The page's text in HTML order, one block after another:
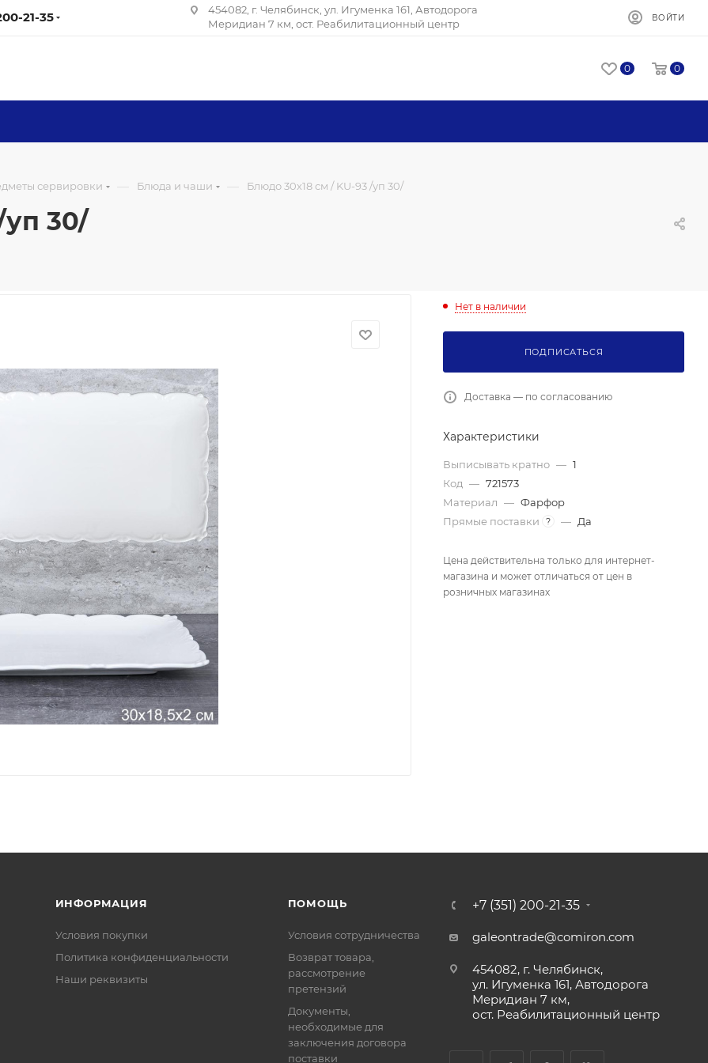
21-35
454082, г. Челябинск, ул. Игуменка 161, Автодорога
Меридиан 7 км, ост. Реабилитационный центр
ВОЙТИ
0 0
сервировки — Блюда и чаши — Блюдо 30х18 см / KU-93 /уп 30/
30/
Нет в наличии
ПОДПИСАТЬСЯ
Доставка — по согласованию
Характеристики
Выписывать кратно — 1
Код — 721573
Материал — Фарфор
Прямые поставки
? — Да
Цена действительна только для интернет-
магазина и может отличаться от цен в
розничных магазинах
ИНФОРМАЦИЯ
Условия покупки
Политика конфиденциальности
Наши реквизиты
ПОМОЩЬ
Условия сотрудничества
Возврат товара,
рассмотрение
претензий
Документы,
необходимые для
заключения договора
поставки
+7 (351) 200-21-35
galeontrade@comiron.com
454082, г. Челябинск,
ул. Игуменка 161, Автодорога
Меридиан 7 км,
ост. Реабилитационный центр